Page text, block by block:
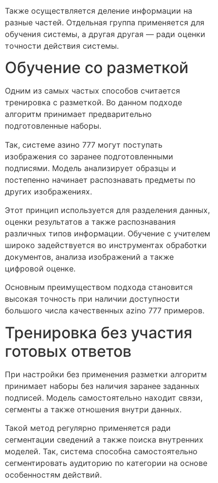
Также осуществляется деление информации на
разные частей. Отдельная группа применяется для
обучения системы, а другая другая — ради оценки
точности действия системы.
Обучение со разметкой
Одним из самых частых способов считается
тренировка с разметкой. Во данном подходе
алгоритм принимает предварительно
подготовленные наборы.
Так, системе азино 777 могут поступать
изображения со заранее подготовленными
подписями. Модель анализирует образцы и
постепенно начинает распознавать предметы по
других изображениях.
Этот принцип используется для разделения данных,
оценки результатов а также распознавания
различных типов информации. Обучение с учителем
широко задействуется во инструментах обработки
документов, анализа изображений а также
цифровой оценке.
Основным преимуществом подхода становится
высокая точность при наличии доступности
большого числа качественных azino 777 примеров.
Тренировка без участия
готовых ответов
При настройки без применения разметки алгоритм
принимает наборы без наличия заранее заданных
подписей. Модель самостоятельно находит связи,
сегменты а также отношения внутри данных.
Такой метод регулярно применяется ради
сегментации сведений а также поиска внутренних
моделей. Так, система способна самостоятельно
сегментировать аудиторию по категории на основе
особенностям действий.